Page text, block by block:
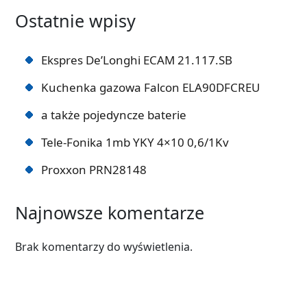
Ostatnie wpisy
Ekspres De’Longhi ECAM 21.117.SB
Kuchenka gazowa Falcon ELA90DFCREU
a także pojedyncze baterie
Tele-Fonika 1mb YKY 4×10 0,6/1Kv
Proxxon PRN28148
Najnowsze komentarze
Brak komentarzy do wyświetlenia.